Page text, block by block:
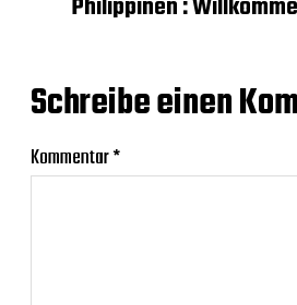
Philippinen :
Schreibe einen
Kommentar*